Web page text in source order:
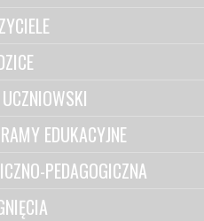
EDUKACYJNE
PEDAGOGICZNA